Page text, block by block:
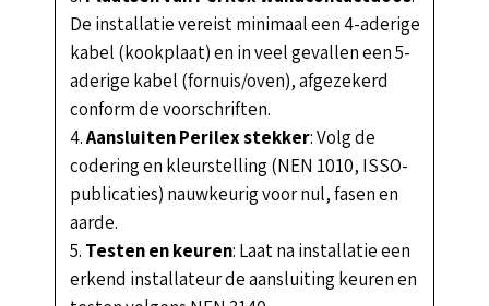
De installatie vereist minimaal een 4-aderige
kabel (kookplaat) en in veel gevallen een 5-
aderige kabel (fornuis/oven), afgezekerd
conform de voorschriften.
Aansluiten Perilex stekker: Volg de
codering en kleurstelling (NEN 1010, ISSO-
publicaties) nauwkeurig voor nul, fasen en
aarde.
Testen en keuren: Laat na installatie een
erkend installateur de aansluiting keuren en